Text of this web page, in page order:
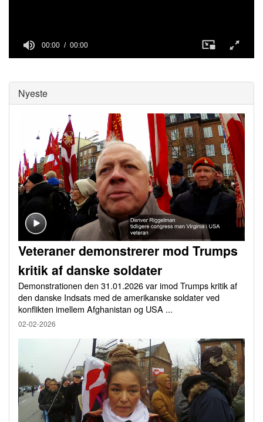
of
seconds
00:00 00:00
Nyeste
Veteraner demonstrerer mod Trumps
kritik af danske soldater
Demonstrationen den 31.01.2026 var imod Trumps kritik af
den danske Indsats med de amerikanske soldater ved
konflikten imellem Afghanistan og USA ...
02-02-2026